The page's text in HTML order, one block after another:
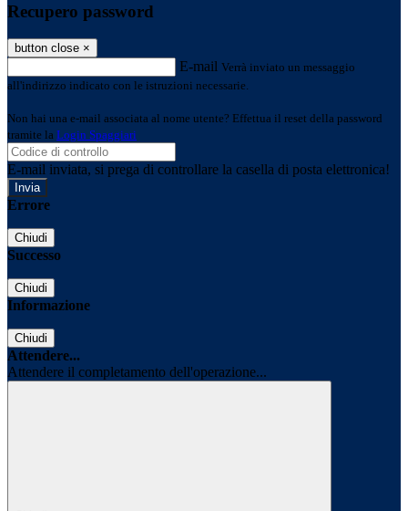
Recupero password
button close ×
E-mail Verrà inviato un messaggio
all'indirizzo indicato con le istruzioni necessarie.
Non hai una e-mail associata al nome utente? Effettua il reset della password
tramite la Login Spaggiari
E-mail inviata, si prega di controllare la casella di posta elettronica!
Errore
Chiudi
Successo
Chiudi
Informazione
Chiudi
Attendere...
Attendere il completamento dell'operazione...